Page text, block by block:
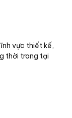
vực thiết kế,
thời trang tại